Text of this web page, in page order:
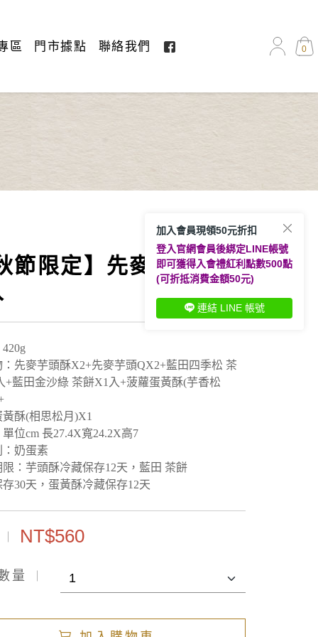
區 門市據點 聯絡我們 0
新上市
節限定】先麥經典禮盒
420g
：先麥芋頭酥X2+先麥芋頭QX2+藍田四季松 茶
+藍田金沙綠 茶餅X1入+菠蘿蛋黃酥(芋香松
黃酥(相思松月)X1
單位cm 長27.4X寬24.2X高7
：奶蛋素
：芋頭酥冷藏保存12天， 藍田 茶餅
30天 ，蛋黃酥冷藏保存12天
NT$560
量
加入會員現領50元折扣
登入官網會員後綁定LINE帳號
即可獲得入會禮紅利點數500點
(可折抵消費金額50元)
連結 LINE 帳號